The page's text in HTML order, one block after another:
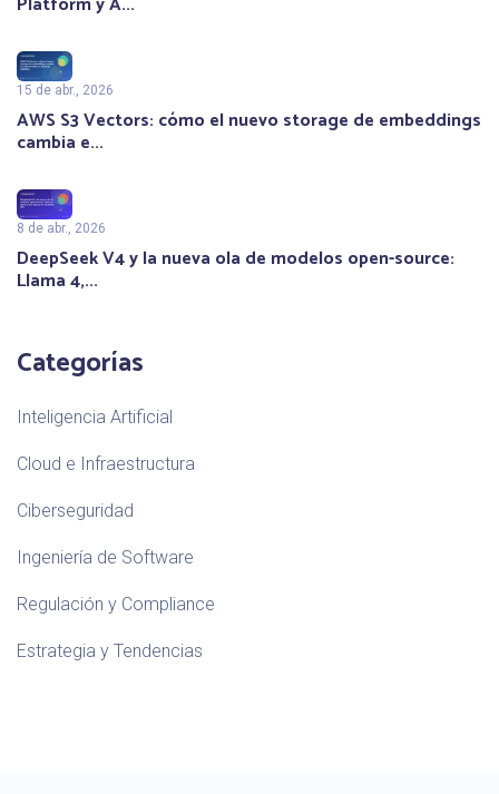
15 de abr., 2026
AWS S3 Vectors: cómo el nuevo storage de embeddings
cambia e...
8 de abr., 2026
DeepSeek V4 y la nueva ola de modelos open-source:
Llama 4,...
Categorías
Inteligencia Artificial
Cloud e Infraestructura
Ciberseguridad
Ingeniería de Software
Regulación y Compliance
Estrategia y Tendencias